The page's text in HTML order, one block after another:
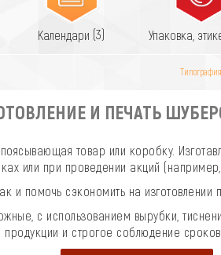
Календари (3) Упаковка,
И ПЕЧАТЬ
товар или коробку.
или при проведении акций
и помочь сэкономить на изготовлении
с использованием вырубки,
и строгое соблюдение сроков